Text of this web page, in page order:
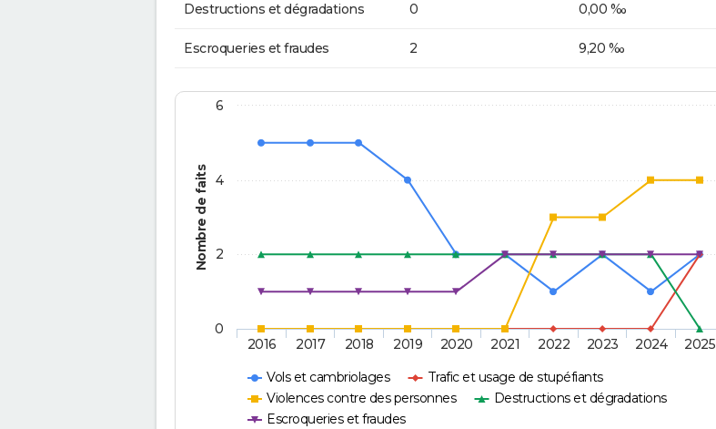
Destructions et dégradations 0 0,00 ‰
Escroqueries et fraudes 2 9,20 ‰
Nombre de faits
Vols et cambriolages
Trafic et usage de stupéfiants
Violences contre des personnes
Destructions et dégradations
Escroqueries et fraudes
2016 2017 2018 2019 2020 2021 2022 2023 2024 2025
0
2
4
6